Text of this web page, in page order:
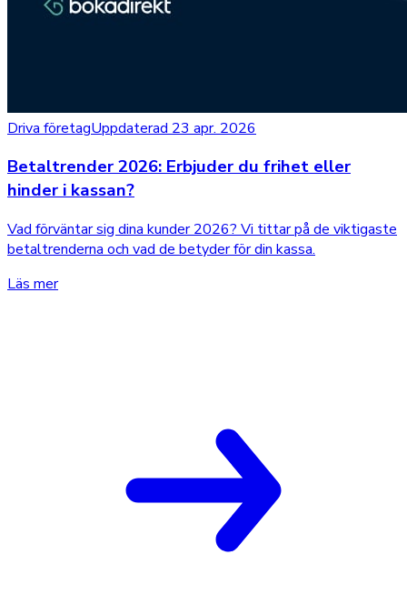
Driva företagUppdaterad 23 apr. 2026
Betaltrender 2026: Erbjuder du frihet eller
hinder i kassan?
Vad förväntar sig dina kunder 2026? Vi tittar på de viktigaste
betaltrenderna och vad de betyder för din kassa.
Läs mer